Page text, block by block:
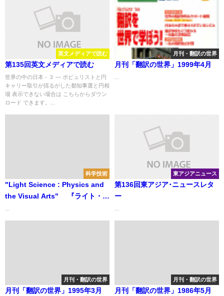
英文メディアで読む
第135回英文メディアで読む
世界の中の日本 - ３ ― ポピュリストと円
キャリー取引が揺るがした都知事選と円相
場 表示できない場合は こちらからダウン
ロード できます。...
月刊・翻訳の世界
月刊「翻訳の世界」1999年4月
科学技術
"Light Science : Physics and
the Visual Arts" 『ライト・サ
アル・アート』
東アジアニュース
第136回東アジア･ニュースレタ
ー
月刊・翻訳の世界
月刊「翻訳の世界」1995年3月
月刊・翻訳の世界
月刊「翻訳の世界」1986年5月